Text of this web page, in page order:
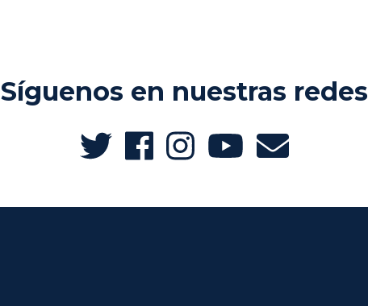
Síguenos en nuestras redes